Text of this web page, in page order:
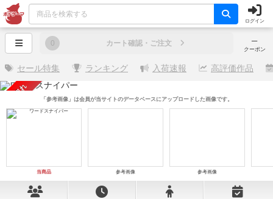
ログイン
─
クーポン
0 カート確認・ご注文
セール特集 ランキング 入荷速報 高評価作品
売り切れ
当商品 参考画像 参考画像
「参考画像」は会員が当サイトのデータベースにアップロードした画像です。